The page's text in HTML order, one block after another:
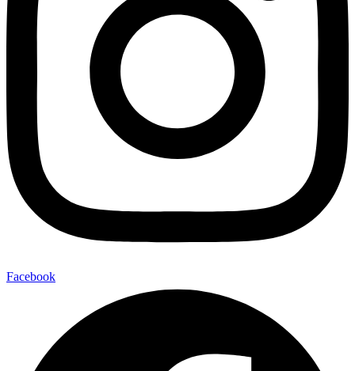
Facebook